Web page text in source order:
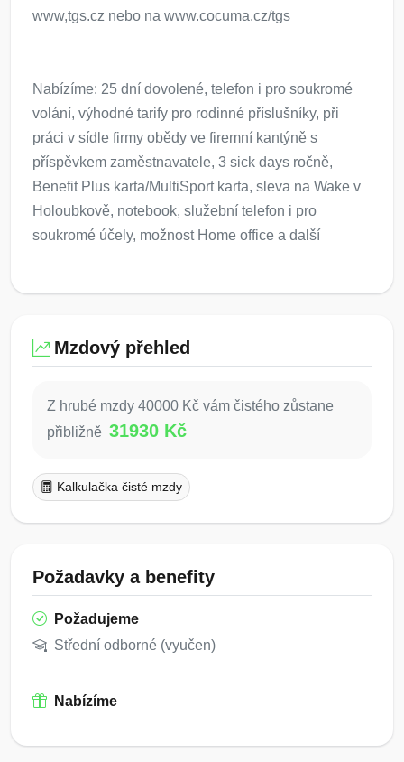
www,tgs.cz nebo na www.cocuma.cz/tgs
Nabízíme: 25 dní dovolené, telefon i pro soukromé
volání, výhodné tarify pro rodinné příslušníky, při
práci v sídle firmy obědy ve firemní kantýně s
příspěvkem zaměstnavatele, 3 sick days ročně,
Benefit Plus karta/MultiSport karta, sleva na Wake v
Holoubkově, notebook, služební telefon i pro
soukromé účely, možnost Home office a další
Mzdový přehled
Z hrubé mzdy 40000 Kč vám čistého zůstane
přibližně 31930 Kč
Kalkulačka čisté mzdy
Požadavky a benefity
Požadujeme
Střední odborné (vyučen)
Nabízíme